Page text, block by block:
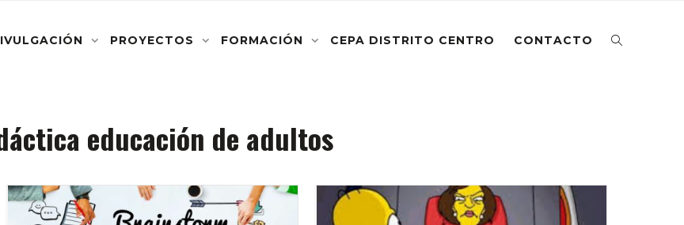
PROYECTOS FORMACIÓN CEPA DISTRITO CENTRO CONTACTO
educación de adultos